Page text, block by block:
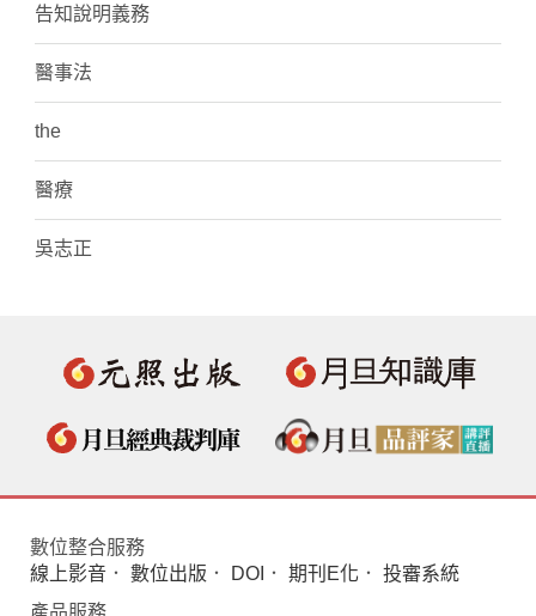
告知說明義務
醫事法
the
醫療
吳志正
數位整合服務
線上影音 ． 數位出版 ． DOI ． 期刊E化 ． 投審系統
產品服務